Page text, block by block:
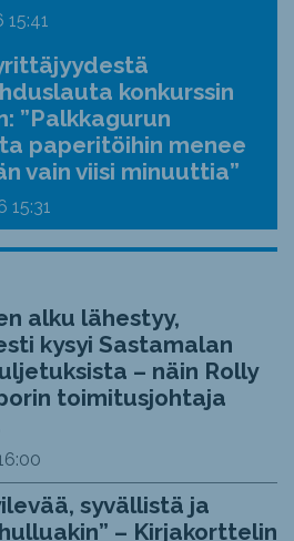
15:41
konkurssin
”Palkkagurun
paperitöihin menee
vain viisi minuuttia”
15:31
alku lähestyy,
kysyi Sastamalan
– näin Rolly
toimitusjohtaja
syvällistä ja
– Kirjakorttelin